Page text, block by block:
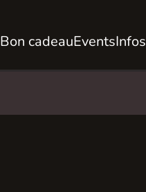
Bon cadeauEventsInfos